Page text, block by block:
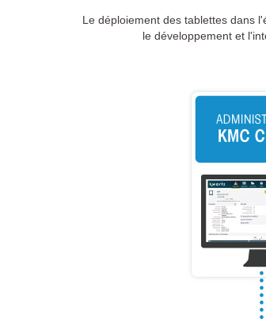
Le déploiement des tablettes dans
le développement et